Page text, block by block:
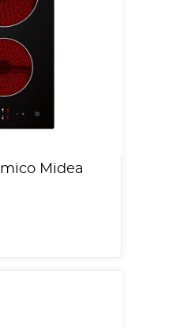
Midea